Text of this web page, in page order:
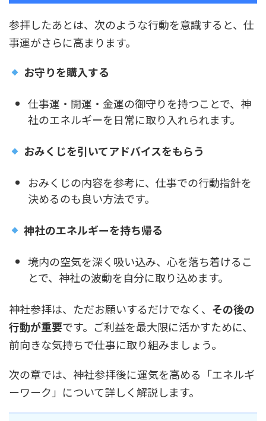
参拝したあとは、次のような行動を意識すると、仕
事運がさらに高まります。
お守りを購入する
仕事運・開運・金運の御守りを持つことで、神
社のエネルギーを日常に取り入れられます。
おみくじを引いてアドバイスをもらう
おみくじの内容を参考に、仕事での行動指針を
決めるのも良い方法です。
神社のエネルギーを持ち帰る
境内の空気を深く吸い込み、心を落ち着けるこ
とで、神社の波動を自分に取り込めます。
神社参拝は、ただお願いするだけでなく、 その後の
行動が重要です。ご利益を最大限に活かすために、
前向きな気持ちで仕事に取り組みましょう。
次の章では、神社参拝後に運気を高める「エネルギ
ーワーク」について詳しく解説します。